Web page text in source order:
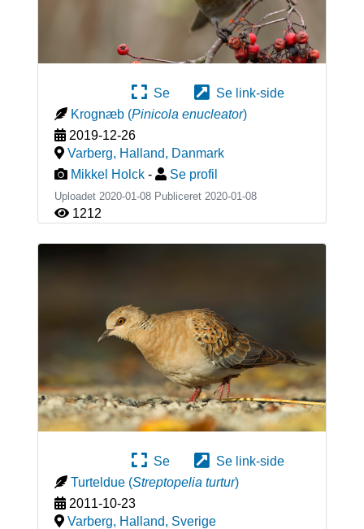
Se
Se link-side
Krognæb (Pinicola enucleator)
2019-12-26
Varberg, Halland, Danmark
Mikkel Holck - Se profil
Uploadet 2020-01-08 Publiceret 2020-01-08
1212
Se
Se link-side
Turteldue (Streptopelia turtur)
2011-10-23
Varberg, Halland, Sverige